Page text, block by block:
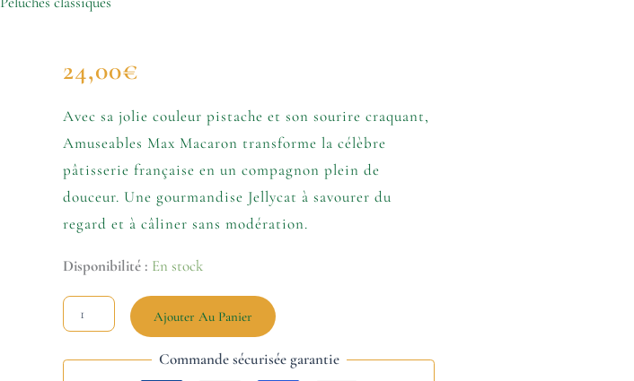
24,00€
Avec sa jolie couleur pistache et son sourire craquant,
Amuseables Max Macaron transforme la célèbre
pâtisserie française en un compagnon plein de
douceur. Une gourmandise Jellycat à savourer du
regard et à câliner sans modération.
Disponibilité : En stock
de
Amuseables
Macaron
Ajouter Au Panier
Commande sécurisée garantie